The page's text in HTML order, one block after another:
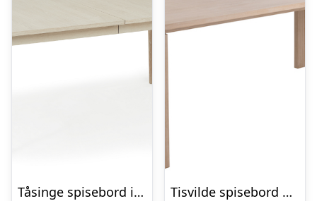
Tåsinge spisebord i hvidolieret ege finér 200(300) x 100 cm med tillægsplader
Tisvilde spisebord 200 x 100 cm i hvidpigmenteret olieret egefiner med ben i massiv ege træ.